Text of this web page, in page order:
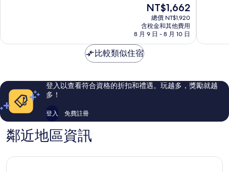
結
棒
評
論
現
在
價
格
為
NT$1,662
總價 NT$1,920
含稅金和其他費用
8 月 9 日 - 8 月 10 日
極
評
論
比較類似住宿
登入以查看符合資格的折扣和禮遇。玩越多，獎勵就越
多！
登入 免費註冊
鄰近地區資訊